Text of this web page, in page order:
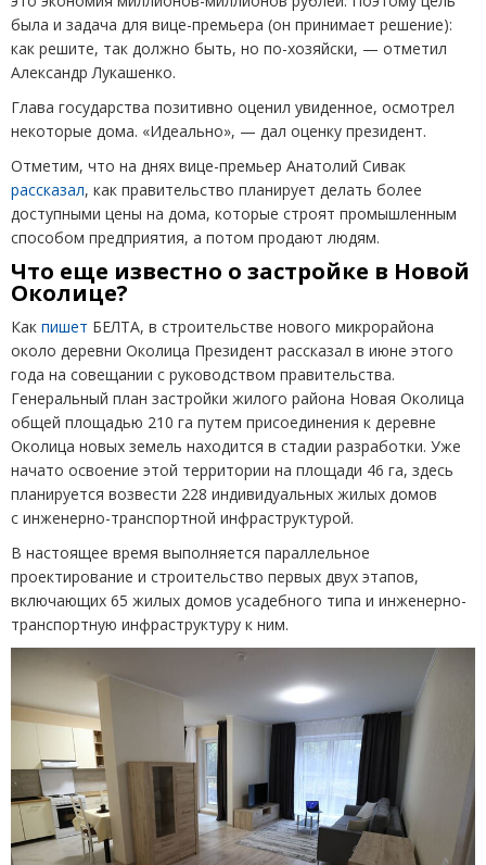
была и задача для вице-премьера (он принимает решение):
как решите, так должно быть, но по-хозяйски, — отметил
Александр Лукашенко.
Глава государства позитивно оценил увиденное, осмотрел
некоторые дома. «Идеально», — дал оценку президент.
Отметим, что на днях вице-премьер Анатолий Сивак
рассказал, как правительство планирует делать более
доступными цены на дома, которые строят промышленным
способом предприятия, а потом продают людям.
Что еще известно о застройке в Новой
Околице?
Как пишет БЕЛТА, в строительстве нового микрорайона
около деревни Околица Президент рассказал в июне этого
года на совещании с руководством правительства.
Генеральный план застройки жилого района Новая Околица
общей площадью 210 га путем присоединения к деревне
Околица новых земель находится в стадии разработки. Уже
начато освоение этой территории на площади 46 га, здесь
планируется возвести 228 индивидуальных жилых домов
с инженерно-транспортной инфраструктурой.
В настоящее время выполняется параллельное
проектирование и строительство первых двух этапов,
включающих 65 жилых домов усадебного типа и инженерно-
транспортную инфраструктуру к ним.